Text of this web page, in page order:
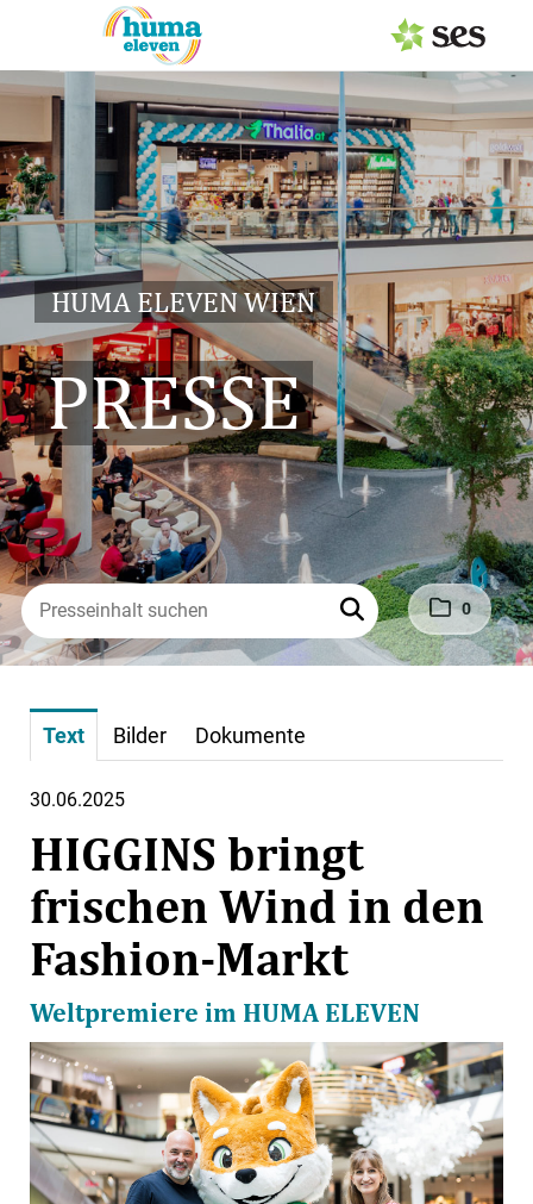
0
HUMA ELEVEN WIEN
PRESSE
PRESSEAUSSENDUNGEN
Center & Marken
Services
Events
MEDIAGALERIE
PRESSEKONTAKT
Text Bilder Dokumente
30.06.2025
HIGGINS bringt
frischen Wind in den
Fashion-Markt
Weltpremiere im HUMA ELEVEN